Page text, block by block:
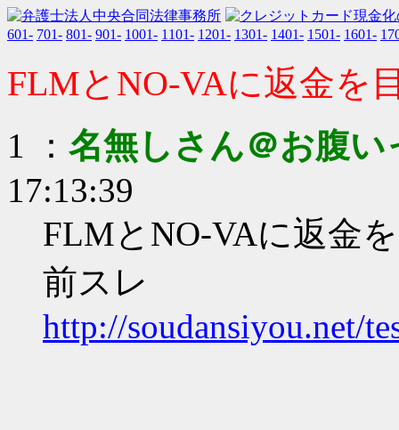
601- 701- 801- 901- 1001- 1101- 1201- 1301- 1401- 1501- 1601-
FLMとNO-VAに返金を
1 ： 名無しさん＠お腹い
17:13:39
FLMとNO-VAに返金
前スレ
http://soudansiyou.net/